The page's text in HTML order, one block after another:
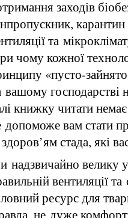
заходів
та
чому кожної
«пусто-
вашому господарстві
книжку читати
допоможе вам стати
здоров’ям стада, які
надзвичайно велику
вентиляції
ресурс для
не дуже